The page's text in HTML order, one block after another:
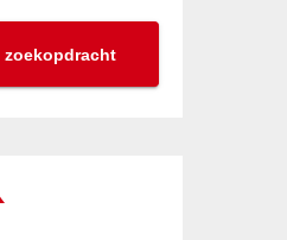
zoekopdracht